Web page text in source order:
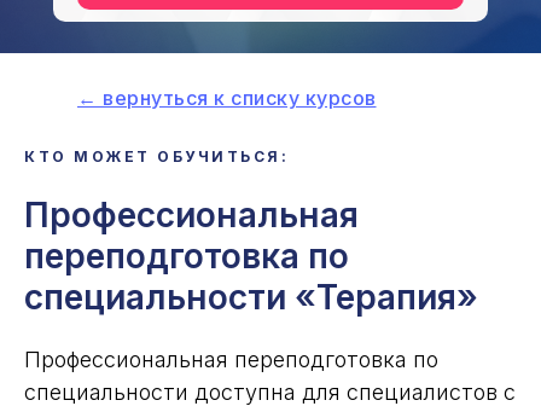
← вернуться к списку курсов
КТО МОЖЕТ ОБУЧИТЬСЯ:
Профессиональная
переподготовка по
специальности «Терапия»
Профессиональная переподготовка по
специальности доступна для специалистов с